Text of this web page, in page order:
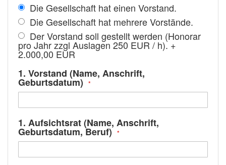
Die Gesellschaft hat einen Vorstand.
Die Gesellschaft hat mehrere Vorstände.
Der Vorstand soll gestellt werden (Honorar
pro Jahr zzgl Auslagen 250 EUR / h). +
2.000,00 EUR
1. Vorstand (Name, Anschrift,
Geburtsdatum)
1. Aufsichtsrat (Name, Anschrift,
Geburtsdatum, Beruf)